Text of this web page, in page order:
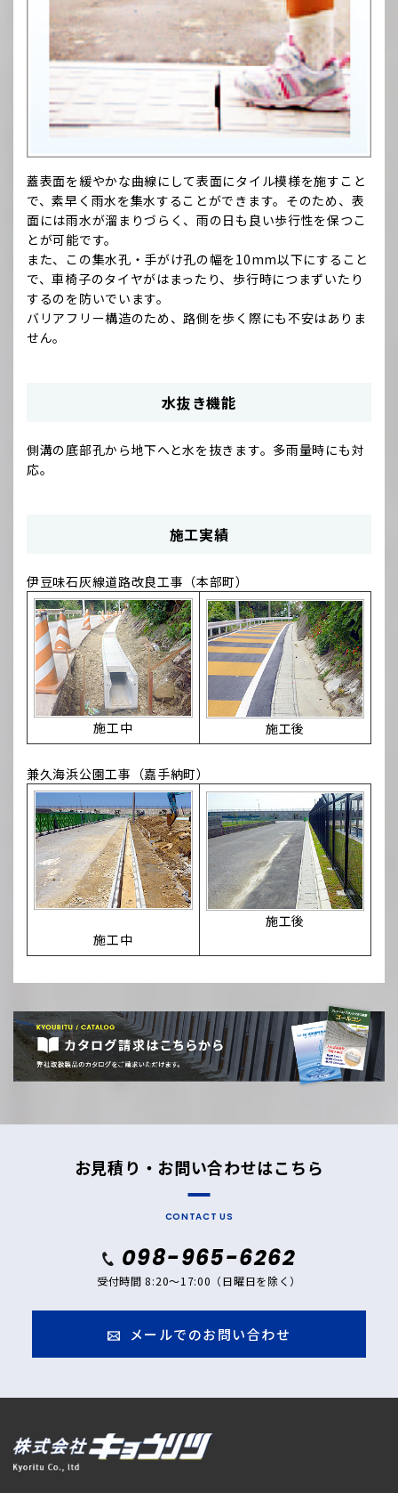
蓋表面を緩やかな曲線にして表面にタイル模様を施すこと
で、素早く雨水を集水することができます。そのため、表
面には雨水が溜まりづらく、雨の日も良い歩行性を保つこ
とが可能です。
また、この集水孔・手がけ孔の幅を10mm以下にすること
で、車椅子のタイヤがはまったり、歩行時につまずいたり
するのを防いでいます。
バリアフリー構造のため、路側を歩く際にも不安はありま
せん。
水抜き機能
側溝の底部孔から地下へと水を抜きます。多雨量時にも対
応。
施工実績
伊豆味石灰線道路改良工事（本部町）
施工中 施工後
兼久海浜公園工事（嘉手納町）
施工中
施工後
お見積り・お問い合わせはこちら
CONTACT US
098-965-6262
受付時間 8:20～17:00（日曜日を除く）
メールでのお問い合わせ